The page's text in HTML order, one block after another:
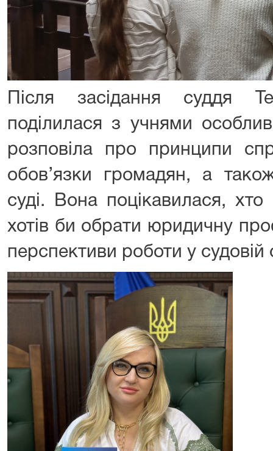
Після засідання суддя
поділилася з учнями
розповіла про принципи
обов’язки громадян, а
суді. Вона поцікавилася,
хотів би обрати юридичну
перспективи роботи у судовій